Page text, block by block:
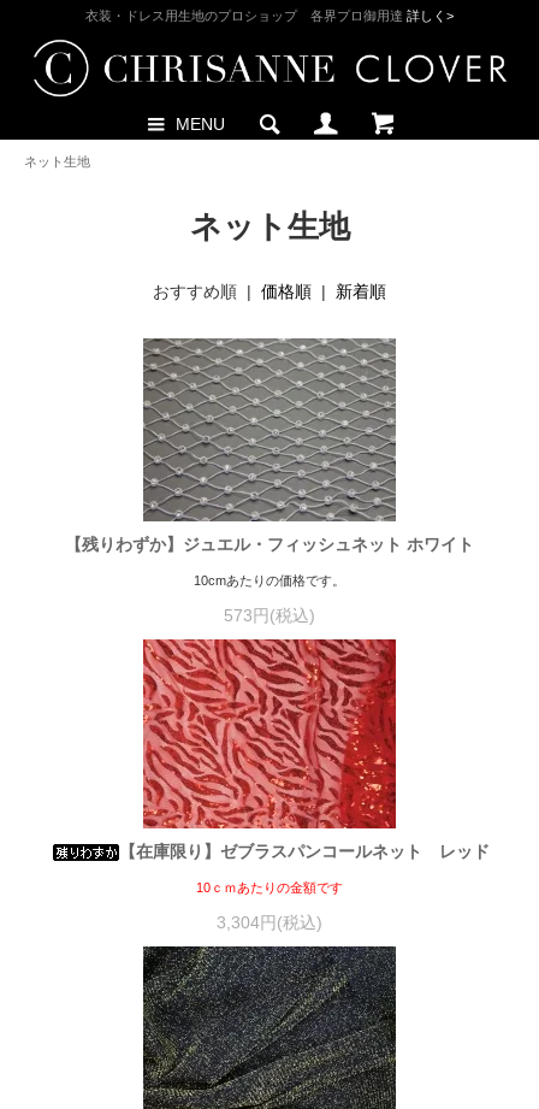
衣装・ドレス用生地のプロショップ 各界プロ御用達 詳しく>
MENU
ネット生地
ネット生地
おすすめ順 | 価格順 | 新着順
【残りわずか】ジュエル・フィッシュネット ホワイト
10cmあたりの価格です。
573円(税込)
【在庫限り】ゼブラスパンコールネット レッド
10ｃｍあたりの金額です
3,304円(税込)